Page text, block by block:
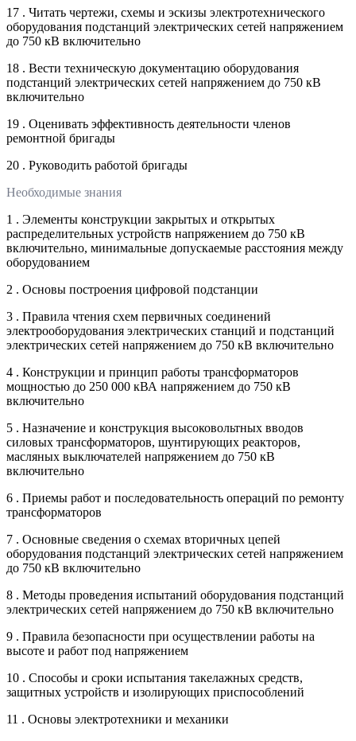
17 . Читать чертежи, схемы и эскизы электротехнического
оборудования подстанций электрических сетей напряжением
до 750 кВ включительно
18 . Вести техническую документацию оборудования
подстанций электрических сетей напряжением до 750 кВ
включительно
19 . Оценивать эффективность деятельности членов
ремонтной бригады
20 . Руководить работой бригады
Необходимые знания
1 . Элементы конструкции закрытых и открытых
распределительных устройств напряжением до 750 кВ
включительно, минимальные допускаемые расстояния между
оборудованием
2 . Основы построения цифровой подстанции
3 . Правила чтения схем первичных соединений
электрооборудования электрических станций и подстанций
электрических сетей напряжением до 750 кВ включительно
4 . Конструкции и принцип работы трансформаторов
мощностью до 250 000 кВА напряжением до 750 кВ
включительно
5 . Назначение и конструкция высоковольтных вводов
силовых трансформаторов, шунтирующих реакторов,
масляных выключателей напряжением до 750 кВ
включительно
6 . Приемы работ и последовательность операций по ремонту
трансформаторов
7 . Основные сведения о схемах вторичных цепей
оборудования подстанций электрических сетей напряжением
до 750 кВ включительно
8 . Методы проведения испытаний оборудования подстанций
электрических сетей напряжением до 750 кВ включительно
9 . Правила безопасности при осуществлении работы на
высоте и работ под напряжением
10 . Способы и сроки испытания такелажных средств,
защитных устройств и изолирующих приспособлений
11 . Основы электротехники и механики